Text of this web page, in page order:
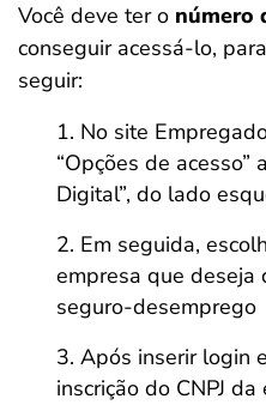
Você deve ter o número
conseguir acessá-lo,
seguir:
No site
“Opções de acesso”
Digital”, do lado
Em seguida,
empresa que deseja
seguro-desemprego
Após inserir login
inscrição do CNPJ da